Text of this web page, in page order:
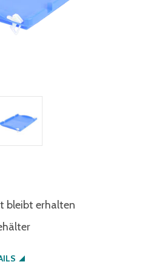
bleibt erhalten